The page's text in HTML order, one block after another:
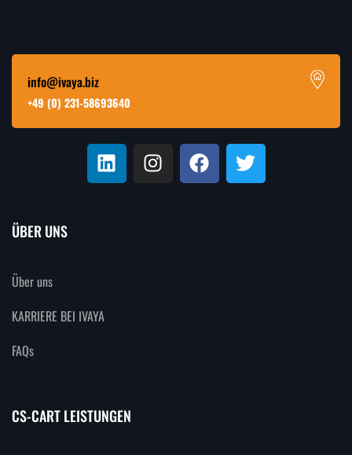
info@ivaya.biz
+49 (0) 231-58693640
ÜBER UNS
Über uns
KARRIERE BEI IVAYA
FAQs
CS-CART LEISTUNGEN